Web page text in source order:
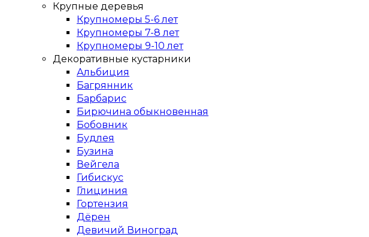
Крупные деревья
Крупномеры 5-6 лет
Крупномеры 7-8 лет
Крупномеры 9-10 лет
Декоративные кустарники
Альбиция
Багрянник
Барбарис
Бирючина обыкновенная
Бобовник
Будлея
Бузина
Вейгела
Гибискус
Глициния
Гортензия
Дёрен
Девичий Виноград